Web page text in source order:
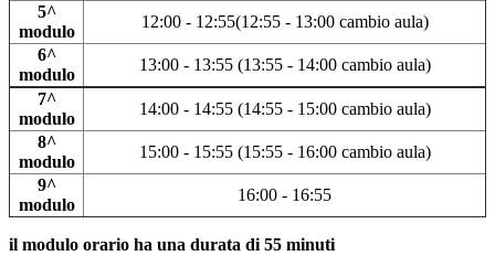
5^
modulo
12:00 - 12:55(12:55 - 13:00 cambio aula)
6^
modulo
13:00 - 13:55 (13:55 - 14:00 cambio aula)
7^
modulo
14:00 - 14:55 (14:55 - 15:00 cambio aula)
8^
modulo
15:00 - 15:55 (15:55 - 16:00 cambio aula)
9^
modulo
16:00 - 16:55
il modulo orario ha una durata di 55 minuti